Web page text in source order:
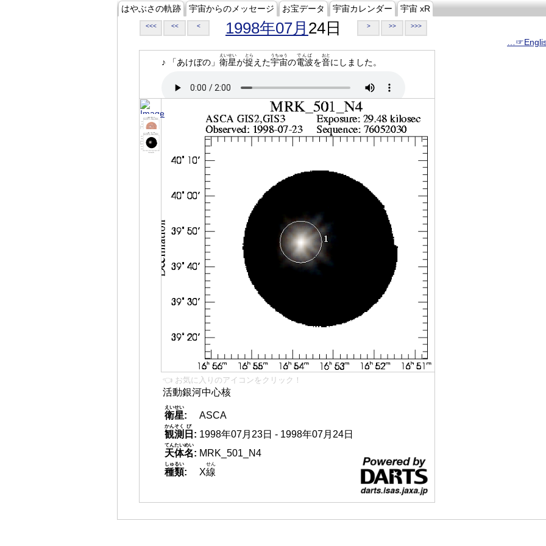
はやぶさの軌跡 宇宙からのメッセージ お宝データ 宇宙カレンダー 宇宙 xR
<<< << < 1998年07月 24日 > >> >>>
♪ 「あけぼの」 衛星
えいせい
が捉
とら
えた宇宙
うちゅう
の電波
でんぱ
を音
おと
にしました。
👈 お気に入りのアイコンをクリック！
活動銀河中心核
衛星
えいせい
:
ASCA
観測
かんそく
日
び
: 1998年07月23日 - 1998年07月24日
天体名
てんたいめい
: MRK_501_N4
種類
しゅるい
: X線
せん